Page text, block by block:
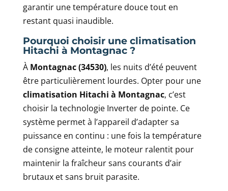
garantir une température douce tout en
restant quasi inaudible.
Pourquoi choisir une climatisation
Hitachi à Montagnac ?
À Montagnac (34530), les nuits d’été peuvent
être particulièrement lourdes. Opter pour une
climatisation Hitachi à Montagnac, c’est
choisir la technologie Inverter de pointe. Ce
système permet à l’appareil d’adapter sa
puissance en continu : une fois la température
de consigne atteinte, le moteur ralentit pour
maintenir la fraîcheur sans courants d’air
brutaux et sans bruit parasite.